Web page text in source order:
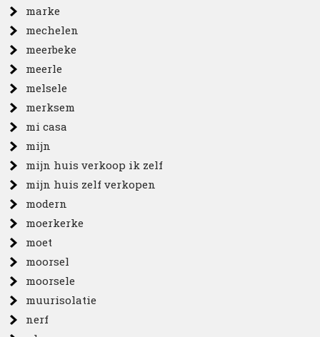
marke
mechelen
meerbeke
meerle
melsele
merksem
mi casa
mijn
mijn huis verkoop ik zelf
mijn huis zelf verkopen
modern
moerkerke
moet
moorsel
moorsele
muurisolatie
nerf